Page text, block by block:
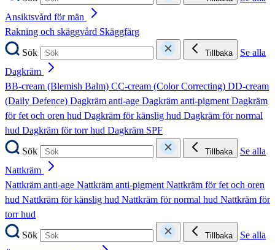
Ansiktsvård för män
Rakning och skäggvård Skäggfärg
Sök
Tillbaka
Se alla
Dagkräm
BB-cream (Blemish Balm) CC-cream (Color Correcting) DD-cream
(Daily Defence) Dagkräm anti-age Dagkräm anti-pigmentDagkräm
för fet och oren hud Dagkräm för känslig hud Dagkräm för normal
hud Dagkräm för torr hud Dagkräm SPF
Sök
Tillbaka
Se alla
Nattkräm
Nattkräm anti-age Nattkräm anti-pigmentNattkräm för fet och oren
hud Nattkräm för känslig hud Nattkräm för normal hud Nattkräm för
torr hud
Sök
Tillbaka
Se alla